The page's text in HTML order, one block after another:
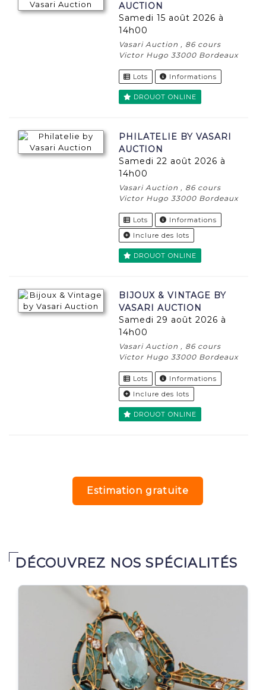
AUCTION
samedi 15 août 2026 à
14h00
Vasari Auction , 86 cours
Victor Hugo 33000 Bordeaux
Lots Informations
DROUOT ONLINE
PHILATELIE BY VASARI
AUCTION
samedi 22 août 2026 à
14h00
Vasari Auction , 86 cours
Victor Hugo 33000 Bordeaux
Lots
Informations
Inclure des lots
DROUOT ONLINE
BIJOUX & VINTAGE BY
VASARI AUCTION
samedi 29 août 2026 à
14h00
Vasari Auction , 86 cours
Victor Hugo 33000 Bordeaux
Lots
Informations
Inclure des lots
DROUOT ONLINE
Estimation gratuite
DÉCOUVREZ NOS SPÉCIALITÉS